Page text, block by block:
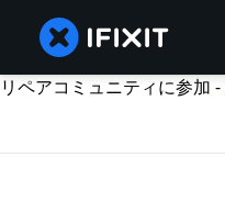
リペアコミュニティに参加 -